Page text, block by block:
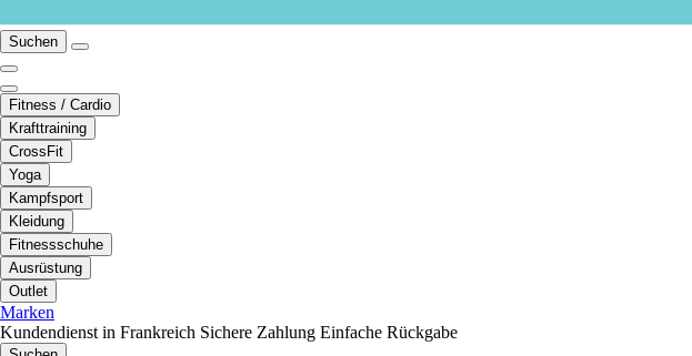
Suchen
Fitness / Cardio
Krafttraining
CrossFit
Yoga
Kampfsport
Kleidung
Fitnessschuhe
Ausrüstung
Outlet
Marken
Kundendienst in Frankreich Sichere Zahlung Einfache Rückgabe